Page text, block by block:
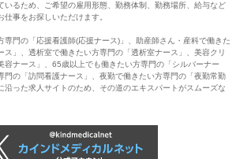
いるため、ご希望の雇用形態、勤務体制、勤務場所、給与など
事をお探しいただけます。
専門の「応援看護師(応援ナース)」、助産師さん・産科で働きた
ス」、透析室で働きたい方専門の「透析室ナース」、美容クリ
容ナース」、65歳以上でも働きたい方専門の「シルバーナー
門の「訪問看護ナース」、夜勤で働きたい方専門の「夜勤常勤
沿った求人サイトのため、その道のエキスパートがスムーズな